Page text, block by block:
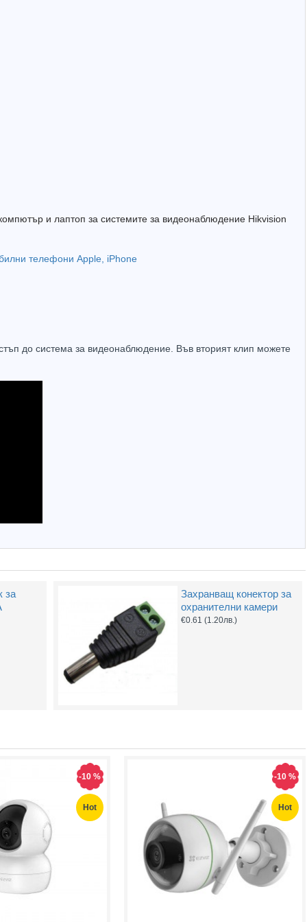
и лаптоп за системите за видеонаблюдение Hikvision
до система за видеонаблюдение. Във вторият клип можете
за
Захранващ конектор за
охранителни камери
€0.61(1.20лв.)
Hot
-10 %
Hot
-10 %